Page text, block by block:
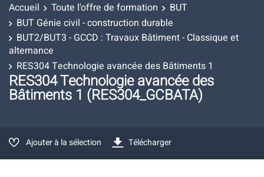
Accueil Toute l'offre de formation
BUT
BUT Génie civil - construction durable
BUT2/BUT3 - GCCD : Travaux Bâtiment - Classique et
alternance
RES304 Technologie avancée des Bâtiments 1
RES304 Technologie avancée des
Bâtiments 1 (RES304_GCBATA)
Ajouter à la sélection Télécharger